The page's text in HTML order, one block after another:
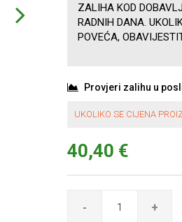
ZALIHA KOD
RADNIH DANA.
POVEĆA,
Provjeri zalihu u
UKOLIKO SE CIJENA
40,40 €
- +